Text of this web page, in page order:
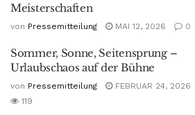
Meisterschaften
von Pressemitteilung MAI 12, 2026 0
Sommer, Sonne, Seitensprung –
Urlaubschaos auf der Bühne
von Pressemitteilung FEBRUAR 24, 2026
119